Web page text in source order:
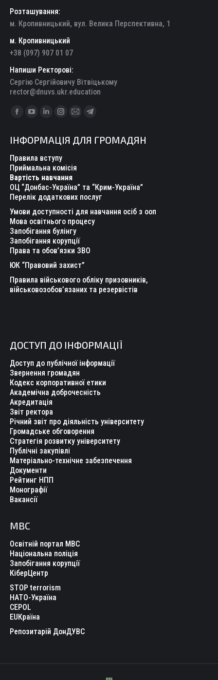
Розташування:
м. Кропивницький, вул. Велика Перспективна, 1
м. Кропивницький
+38 (097) 907 01 07
Напиши Ректорові:
Сергію Сергійовичу Вітвіцькому
rector@dnuvs.ukr.education
Find us on:
Facebook
opens
in
new
window
YouTube
opens
in
new
window
Linkedin
opens
in
new
window
Instagram
opens
in
new
window
Mail
opens
new
Telegram
opens
ІНФОРМАЦІЯ ДЛЯ ГРОМАДЯН
Правила вступу
Приймальна комісія
Вартість навчання
ОЦ “Донбас-Україна” та “Крим-Україна”
Перелік додаткових послуг
Умови доступності для навчання осіб з ооп
Мова освітнього процесу
Запобігання булінгу
Запобігання корупції
Права та обов’язки ЗВО
ЮК “Правовий захист”
Правила військового обліку призовників,
військовозобов’язаних та резервістів
ДОСТУП ДО ІНФОРМАЦІЇ
Доступ до публічної інформації
Звернення громадян
Кодекс корпоративної етики
Академічна доброчесність
Акредитація
Звіт ректора
Річний звіт про діяльність університету
Громадське обговорення
Стратегія розвитку університету
Публічні закупівлі
Матеріально-технічне забезпечення
Документи
Рейтинг НПП
Монографії
Вакансії
МВС
Освітній портал МВС
Національна поліція
Запобігання корупції
КіберЦентр
STOP terrorism
НАТО-Україна
CEPOL
EUКраїна
Репозитарій ДонДУВС